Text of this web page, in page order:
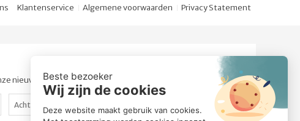
Klantenservice Algemene voorwaarden Privacy Statement
nieuwsbrief.